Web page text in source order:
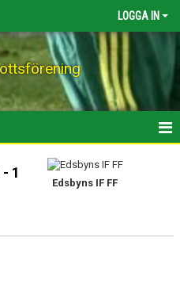
LOGGA IN
- 1
Edsbyns IF FF